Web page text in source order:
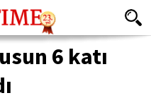
6 katı